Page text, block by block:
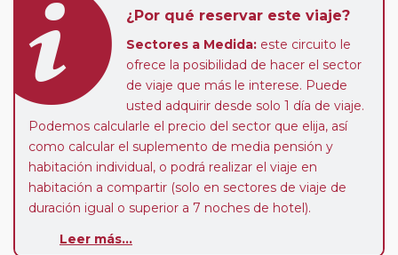
¿Por qué reservar este viaje?
Sectores a Medida: este circuito le
ofrece la posibilidad de hacer el sector
de viaje que más le interese. Puede
usted adquirir desde solo 1 día de viaje.
Podemos calcularle el precio del sector que elija, así
como calcular el suplemento de media pensión y
habitación individual, o podrá realizar el viaje en
habitación a compartir (solo en sectores de viaje de
duración igual o superior a 7 noches de hotel).
de que usted pueda programar una o más paradas en
Leer más...